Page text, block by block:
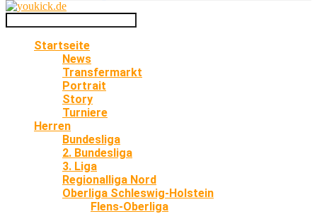
Startseite
News
Transfermarkt
Portrait
Story
Turniere
Herren
Bundesliga
2. Bundesliga
3. Liga
Regionalliga Nord
Oberliga Schleswig-Holstein
Flens-Oberliga